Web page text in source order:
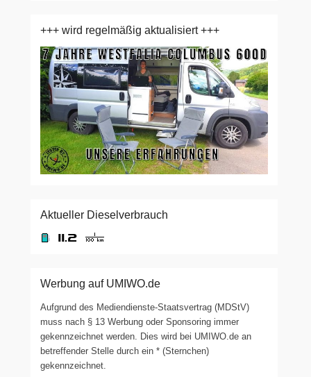
+++ wird regelmäßig aktualisiert +++
Aktueller Dieselverbrauch
Werbung auf UMIWO.de
Aufgrund des Mediendienste-Staatsvertrag (MDStV)
muss nach § 13 Werbung oder Sponsoring immer
gekennzeichnet werden. Dies wird bei UMIWO.de an
betreffender Stelle durch ein * (Sternchen)
gekennzeichnet.